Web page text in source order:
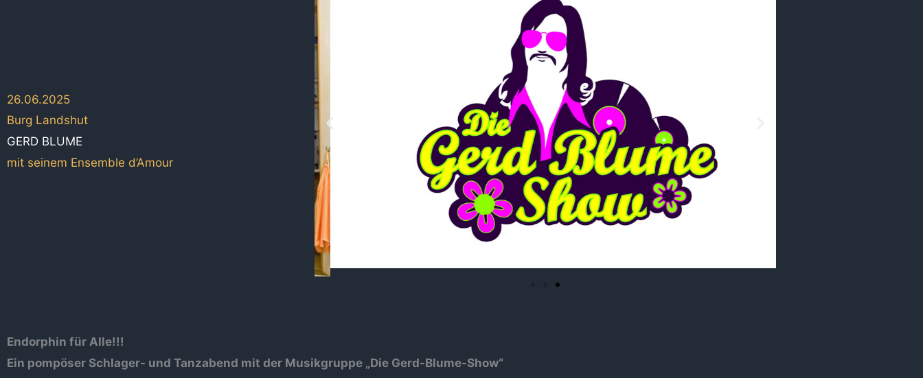
26.06.2025
Burg Landshut
GERD BLUME
mit seinem Ensemble d’Amour
Endorphin für Alle!!!
Ein pompöser Schlager- und Tanzabend mit der Musikgruppe „Die Gerd-Blume-Show“